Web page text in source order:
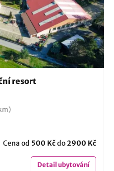
resort
Cena od 500 Kčdo2900 Kč
Detailubytování